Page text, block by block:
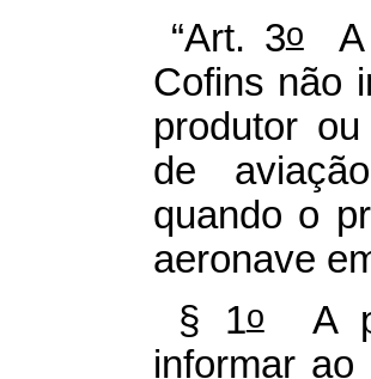
“Art. 3oA
Cofins não
produtor
de
quando o
aeronave
§ 1oA
informar ao